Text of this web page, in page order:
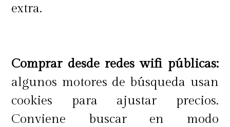
extra.
Comprar desde redes wifi públicas:
algunos motores de búsqueda usan
cookies para ajustar precios.
Conviene buscar en modo